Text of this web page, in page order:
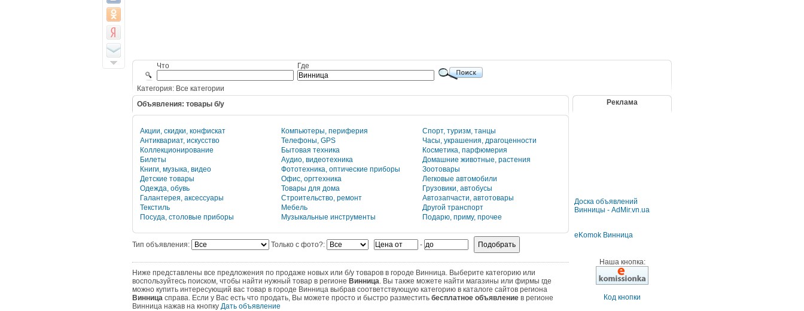
Что Где
Категория: Все категории
Объявления: товары б/у
Акции, скидки, конфискат
Антиквариат, искусство
Коллекционирование
Билеты
Книги, музыка, видео
Детские товары
Одежда, обувь
Галантерея, аксессуары
Текстиль
Посуда, столовые приборы
Компьютеры, периферия
Телефоны, GPS
Бытовая техника
Аудио, видеотехника
Фототехника, оптические приборы
Офис, оргтехника
Товары для дома
Строительство, ремонт
Мебель
Музыкальные инструменты
Cпорт, туризм, танцы
Часы, украшения, драгоценности
Косметика, парфюмерия
Домашние животные, растения
Зоотовары
Легковые автомобили
Грузовики, автобусы
Автозапчасти, автотовары
Другой транспорт
Подарю, приму, прочее
Тип объявления: Только с фото?: -
Ниже представлены все предложения по продаже новых или б/у товаров в городе Винница. Выберите категорию или
воспользуйтесь поиском, чтобы найти нужный товар в регионе Винница. Вы также можете найти магазины или фирмы где
можно купить интересующий вас товар в городе Винница выбрав соответствующую категорию в каталоге сайтов региона
Винница справа. Если у Вас есть что продать, Вы можете просто и быстро разместить бесплатное объявление в регионе
Винница нажав на кнопку Дать объявление
Реклама
Доска объявлений
Винницы - AdMir.vn.ua
eKomok Винница
Наша кнопка:
Код кнопки